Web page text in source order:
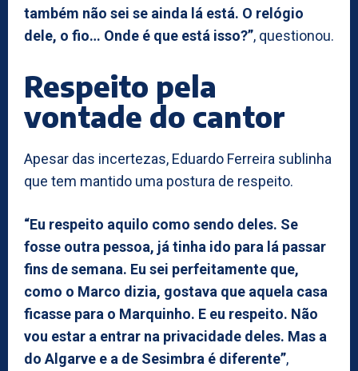
também não sei se ainda lá está. O relógio
dele, o fio… Onde é que está isso?”, questionou.
Respeito pela
vontade do cantor
Apesar das incertezas, Eduardo Ferreira sublinha
que tem mantido uma postura de respeito.
“Eu respeito aquilo como sendo deles. Se
fosse outra pessoa, já tinha ido para lá passar
fins de semana. Eu sei perfeitamente que,
como o Marco dizia, gostava que aquela casa
ficasse para o Marquinho. E eu respeito. Não
vou estar a entrar na privacidade deles. Mas a
do Algarve e a de Sesimbra é diferente”,